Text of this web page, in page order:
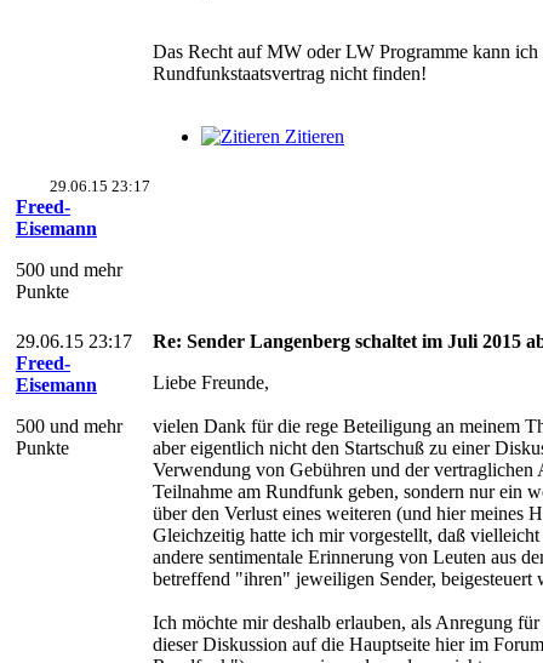
Das Recht auf MW oder LW Programme kann
Rundfunkstaatsvertrag nicht finden!
Zitieren
29.06.15 23:17
Freed-
Eisemann
500 und mehr
Punkte
29.06.15 23:17
Freed-
Eisemann
500 und mehr
Punkte
Re: Sender Langenberg schaltet im Juli 2015
Liebe Freunde,
vielen Dank für die rege Beteiligung an meinem
aber eigentlich nicht den Startschuß zu einer
Verwendung von Gebühren und der vertraglichen
Teilnahme am Rundfunk geben, sondern nur ein
über den Verlust eines weiteren (und hier meines
Gleichzeitig hatte ich mir vorgestellt, daß vielleicht
andere sentimentale Erinnerung von Leuten aus
betreffend "ihren" jeweiligen Sender, beigesteuert
Ich möchte mir deshalb erlauben, als Anregung
dieser Diskussion auf die Hauptseite hier im